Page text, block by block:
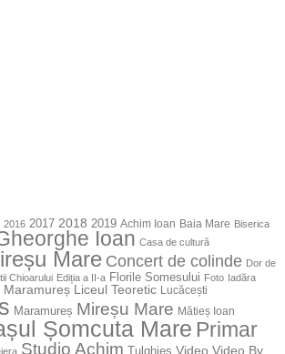
2016 2017 2018 2019 Achim Ioan Baia Mare Biserica
Ioan Casa de cultură
Mare Concert de colinde Dor de
Chioarului Ediția a II-a Florile Somesului Foto Iadăra
Maramureș Liceul Teoretic Lucăcești
Maramureș Mireșu Mare Mătieș Ioan
Șomcuta Mare Primar
Studio Achim Tulghieș Video Video By